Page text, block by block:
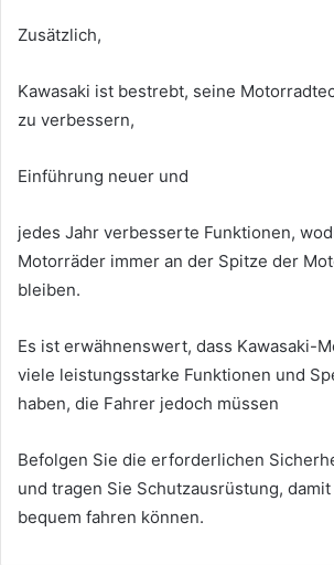
Zusätzlich,
Kawasaki ist bestrebt, seine
zu verbessern,
Einführung neuer und
jedes Jahr verbesserte Funktionen,
Motorräder immer an der Spitze der
bleiben.
Es ist erwähnenswert, dass Kawasaki-
viele leistungsstarke Funktionen und
haben, die Fahrer jedoch müssen
Befolgen Sie die erforderlichen
und tragen Sie Schutzausrüstung,
bequem fahren können.